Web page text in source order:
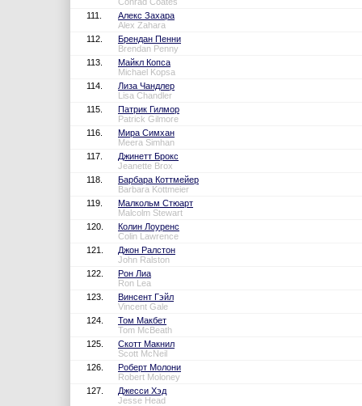
111.
Алекс Захара
Alex Zahara
112.
Брендан Пенни
Brendan Penny
113.
Майкл Копса
Michael Kopsa
114.
Лиза Чандлер
Lisa Chandler
115.
Патрик Гилмор
Patrick Gilmore
116.
Мира Симхан
Meera Simhan
117.
Джинетт Брокс
Jeanette Brox
118.
Барбара Коттмейер
Barbara Kottmeier
119.
Малкольм Стюарт
Malcolm Stewart
120.
Колин Лоуренс
Colin Lawrence
121.
Джон Ралстон
John Ralston
122.
Рон Лиа
Ron Lea
123.
Винсент Гэйл
Vincent Gale
124.
Том Макбет
Tom McBeath
125.
Скотт Макнил
Scott McNeil
126.
Роберт Молони
Robert Moloney
127.
Джесси Хэд
Jesse Head